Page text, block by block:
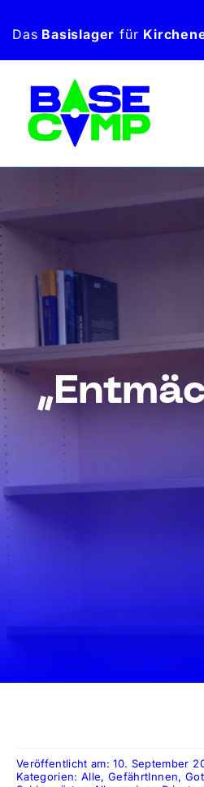
Inhalt
springen
Das Basislager für
Veröffentlicht am: 10. September
Kategorien:Alle,GefährtInnen,